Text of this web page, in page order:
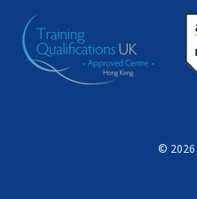
© 2026